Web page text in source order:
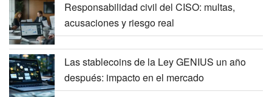
Responsabilidad civil del CISO: multas,
acusaciones y riesgo real
Las stablecoins de la Ley GENIUS un año
después: impacto en el mercado